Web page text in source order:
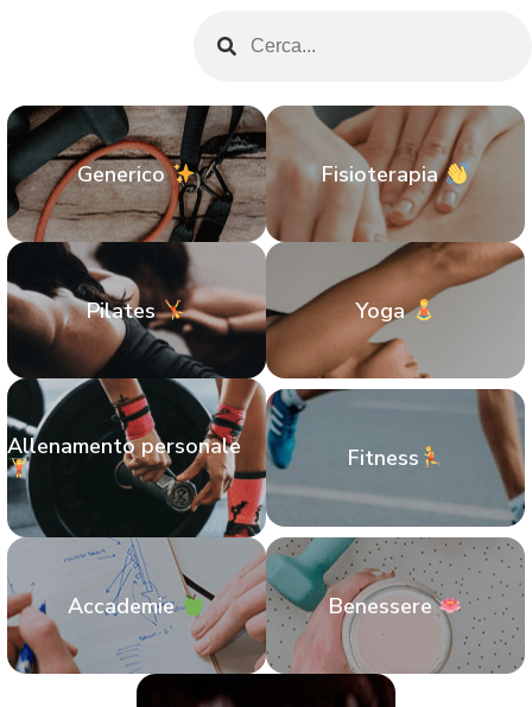
Generico Fisioterapia
Pilates Yoga
Allenamento personale Fitness
Accademie Benessere